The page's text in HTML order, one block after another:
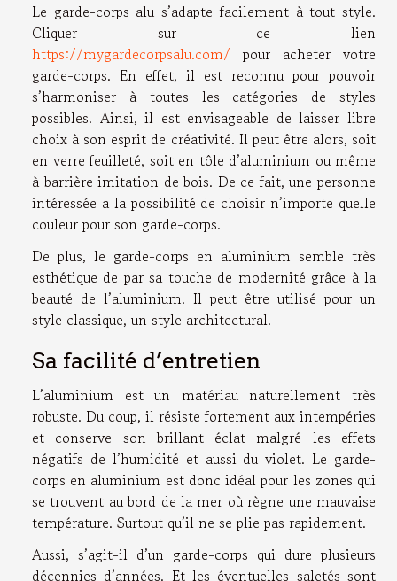
Le garde-corps alu s’adapte facilement à tout style.
Cliquer sur ce lien
https://mygardecorpsalu.com/ pour acheter votre
garde-corps. En effet, il est reconnu pour pouvoir
s’harmoniser à toutes les catégories de styles
possibles. Ainsi, il est envisageable de laisser libre
choix à son esprit de créativité. Il peut être alors, soit
en verre feuilleté, soit en tôle d’aluminium ou même
à barrière imitation de bois. De ce fait, une personne
intéressée a la possibilité de choisir n’importe quelle
couleur pour son garde-corps.
De plus, le garde-corps en aluminium semble très
esthétique de par sa touche de modernité grâce à la
beauté de l’aluminium. Il peut être utilisé pour un
style classique, un style architectural.
Sa facilité d’entretien
L’aluminium est un matériau naturellement très
robuste. Du coup, il résiste fortement aux intempéries
et conserve son brillant éclat malgré les effets
négatifs de l’humidité et aussi du violet. Le garde-
corps en aluminium est donc idéal pour les zones qui
se trouvent au bord de la mer où règne une mauvaise
température. Surtout qu’il ne se plie pas rapidement.
Aussi, s’agit-il d’un garde-corps qui dure plusieurs
décennies d’années. Et les éventuelles saletés sont